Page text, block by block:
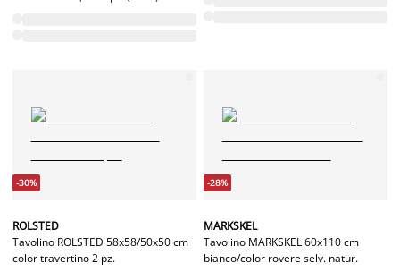
-30%
ROLSTED
Tavolino ROLSTED 58x58/50x50 cm
color travertino 2 pz.
-28%
MARKSKEL
Tavolino MARKSKEL 60x110 cm
bianco/color rovere selv. natur.